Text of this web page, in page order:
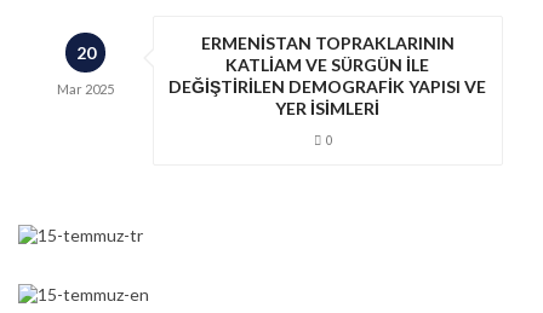
20
Mar 2025
ERMENİSTAN TOPRAKLARININ
KATLİAM VE SÜRGÜN İLE
DEĞİŞTİRİLEN DEMOGRAFİK YAPISI VE
YER İSİMLERİ
0